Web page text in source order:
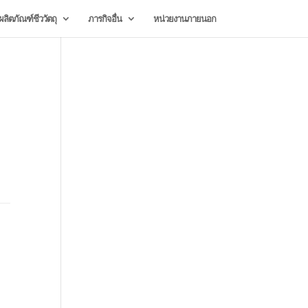
ผลิตภัณฑ์ชีววัตถุ ภารกิจอื่น หน่วยงานภายนอก